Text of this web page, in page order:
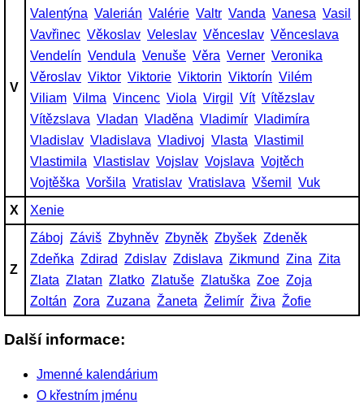
V
Valentýna Valerián Valérie Valtr Vanda Vanesa Vasil
Vavřinec Věkoslav Veleslav Věnceslav Věnceslava
Vendelín Vendula Venuše Věra Verner Veronika
Věroslav Viktor Viktorie Viktorin Viktorín Vilém
Viliam Vilma Vincenc Viola Virgil Vít Vítězslav
Vítězslava Vladan Vladěna Vladimír Vladimíra
Vladislav Vladislava Vladivoj Vlasta Vlastimil
Vlastimila Vlastislav Vojslav Vojslava Vojtěch
Vojtěška Voršila Vratislav Vratislava Všemil
Vuk
X
Xenie
Z
Záboj Záviš Zbyhněv Zbyněk Zbyšek Zdeněk
Zdeňka Zdirad Zdislav Zdislava Zikmund Zina Zita
Zlata Zlatan Zlatko Zlatuše Zlatuška Zoe Zoja
Zoltán Zora Zuzana Žaneta Želimír Živa Žofie
Další informace:
Jmenné kalendárium
O křestním jménu